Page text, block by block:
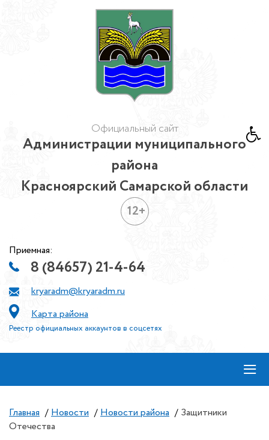
Официальный сайт
Администрации муниципального
района
Красноярский Самарской области
12+
Приемная:
8 (84657) 21-4-64
kryaradm@kryaradm.ru
Карта района
Реестр официальных аккаунтов в соцсетях
≡
Главная / Новости / Новости района / Защитники
Отечества